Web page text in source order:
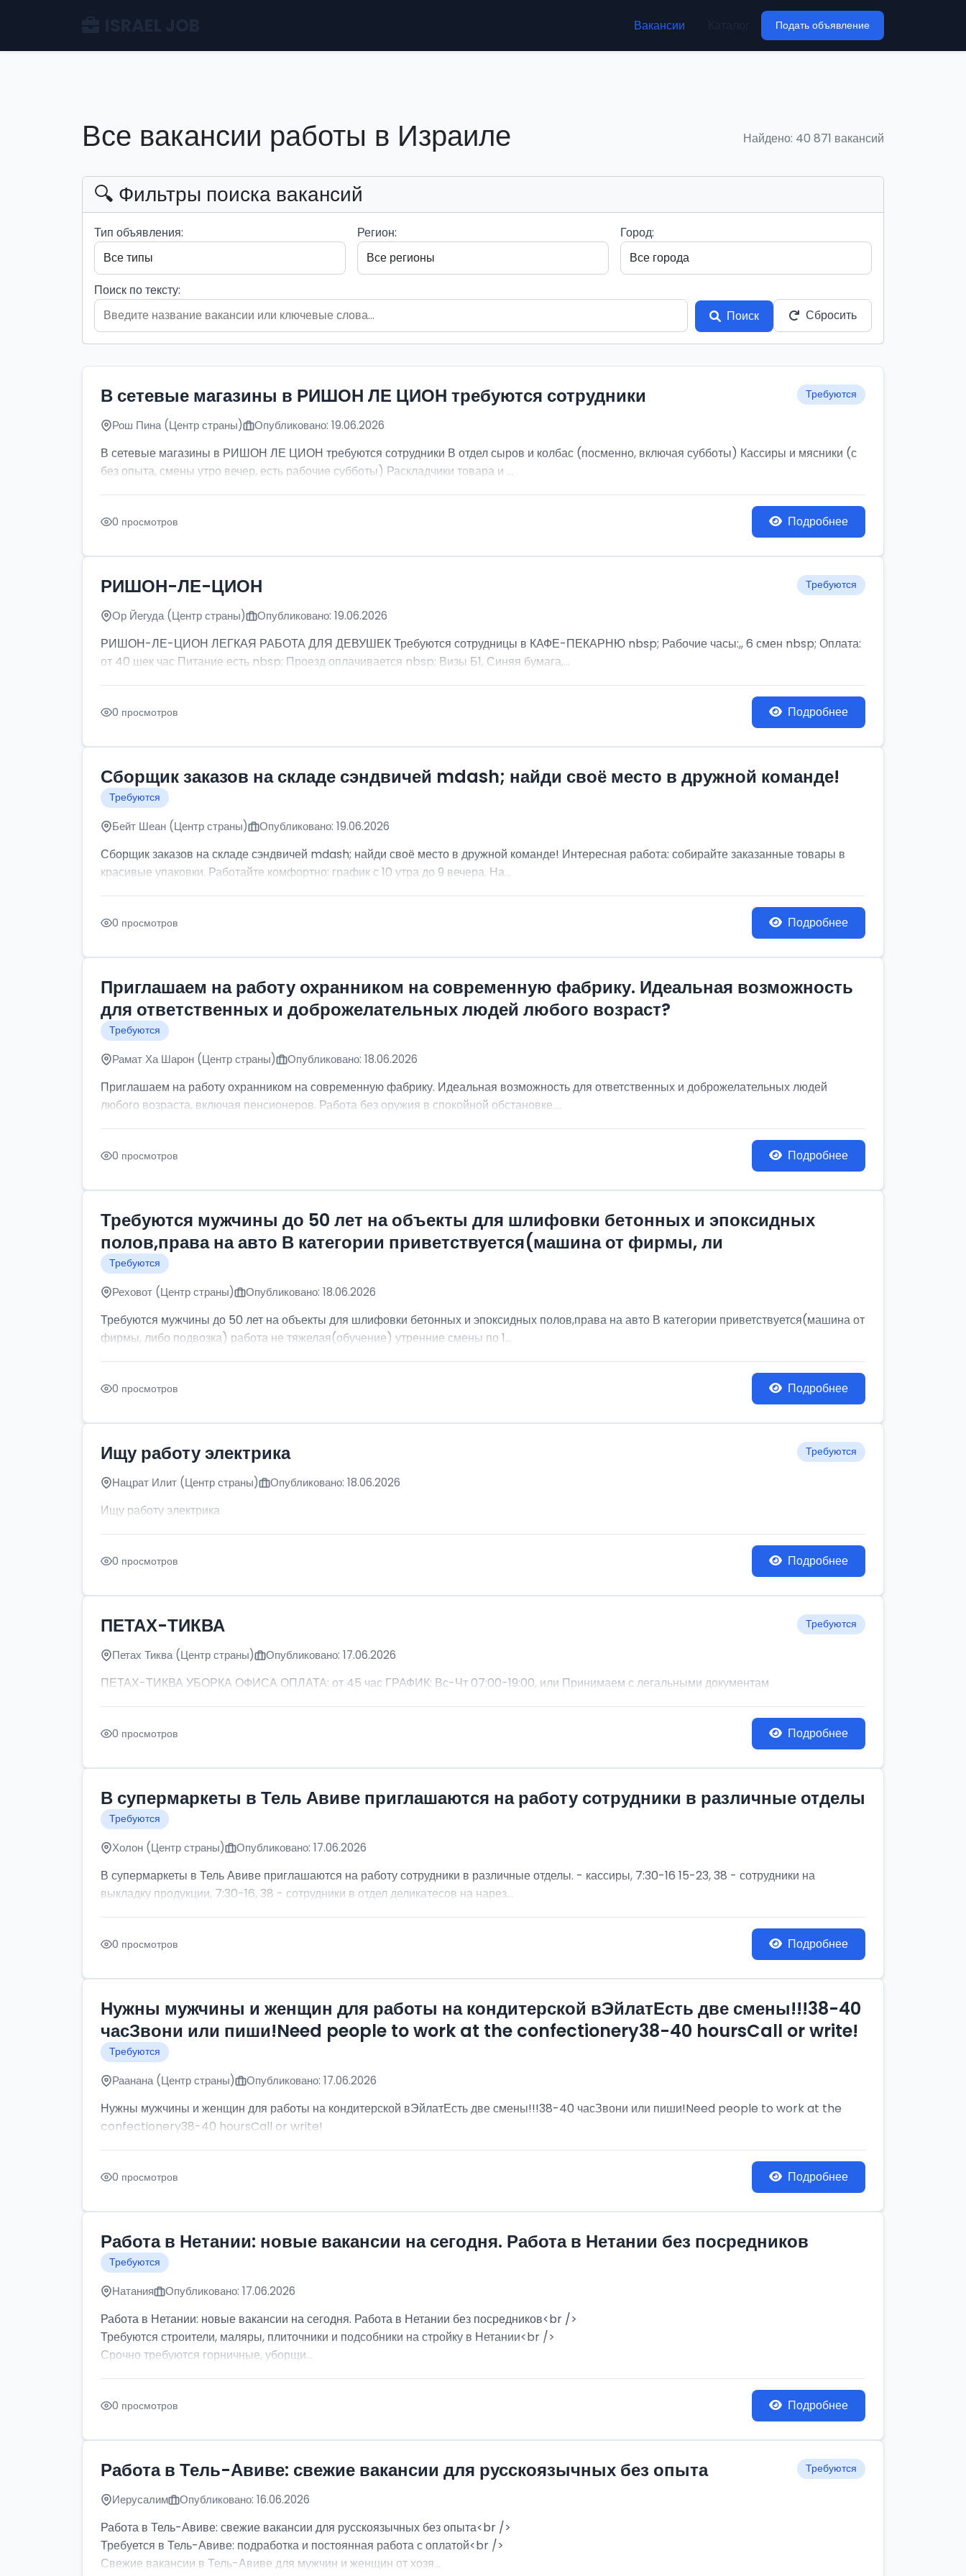
Вакансии Подать объявление
Все вакансии работы в Израиле Найдено: 40 871 вакансий
🔍 Фильтры поиска вакансий
Тип объявления: Регион: Город:
Поиск по тексту:
Поиск
Сбросить
В сетевые магазины в РИШОН ЛЕ ЦИОН требуются сотрудники Требуются
Рош Пина (Центр страны) Опубликовано: 19.06.2026
В сетевые магазины в РИШОН ЛЕ ЦИОН требуются сотрудники В отдел сыров и колбас (посменно, включая субботы) Кассиры и мясники (с
без опыта, смены утро вечер, есть рабочие субботы) Раскладчики товара и ...
0 просмотров Подробнее
РИШОН-ЛЕ-ЦИОН Требуются
Ор Йегуда (Центр страны) Опубликовано: 19.06.2026
РИШОН-ЛЕ-ЦИОН ЛЕГКАЯ РАБОТА ДЛЯ ДЕВУШЕК Требуются сотрудницы в КАФЕ-ПЕКАРНЮ nbsp; Рабочие часы:,, 6 смен nbsp; Оплата:
от 40 шек час Питание есть nbsp; Проезд оплачивается nbsp; Визы Б1, Синяя бумага,...
0 просмотров Подробнее
Сборщик заказов на складе сэндвичей mdash; найди своё место в дружной команде!
Требуются
Бейт Шеан (Центр страны) Опубликовано: 19.06.2026
Сборщик заказов на складе сэндвичей mdash; найди своё место в дружной команде! Интересная работа: собирайте заказанные товары в
красивые упаковки. Работайте комфортно: график с 10 утра до 9 вечера. На...
0 просмотров Подробнее
Приглашаем на работу охранником на современную фабрику. Идеальная возможность
для ответственных и доброжелательных людей любого возраст?
Требуются
Рамат Ха Шарон (Центр страны) Опубликовано: 18.06.2026
Приглашаем на работу охранником на современную фабрику. Идеальная возможность для ответственных и доброжелательных людей
любого возраста, включая пенсионеров. Работа без оружия в спокойной обстановке....
0 просмотров Подробнее
Требуются мужчины до 50 лет на объекты для шлифовки бетонных и эпоксидных
полов,права на авто В категории приветствуется(машина от фирмы, ли
Требуются
Реховот (Центр страны) Опубликовано: 18.06.2026
Требуются мужчины до 50 лет на объекты для шлифовки бетонных и эпоксидных полов,права на авто В категории приветствуется(машина от
фирмы, либо подвозка) работа не тяжелая(обучение) утренние смены по 1...
0 просмотров Подробнее
Ищу работу электрика Требуются
Нацрат Илит (Центр страны) Опубликовано: 18.06.2026
Ищу работу электрика
0 просмотров Подробнее
ПЕТАХ-ТИКВА Требуются
Петах Тиква (Центр страны) Опубликовано: 17.06.2026
ПЕТАХ-ТИКВА УБОРКА ОФИСА ОПЛАТА: от 45 час ГРАФИК: Вс-Чт 07:00-19:00, или Принимаем с легальными документам
0 просмотров Подробнее
В супермаркеты в Тель Авиве приглашаются на работу сотрудники в различные отделы
Требуются
Холон (Центр страны) Опубликовано: 17.06.2026
В супермаркеты в Тель Авиве приглашаются на работу сотрудники в различные отделы. - кассиры, 7:30-16 15-23, 38 - сотрудники на
выкладку продукции, 7:30-16, 38 - сотрудники в отдел деликатесов на нарез...
0 просмотров Подробнее
Нужны мужчины и женщин для работы на кондитерской вЭйлатЕсть две смены!!!38-40
часЗвони или пиши!Need people to work at the confectionery38-40 hoursCall or write!
Требуются
Раанана (Центр страны) Опубликовано: 17.06.2026
Нужны мужчины и женщин для работы на кондитерской вЭйлатЕсть две смены!!!38-40 часЗвони или пиши!Need people to work at the
confectionery38-40 hoursCall or write!
0 просмотров Подробнее
Работа в Нетании: новые вакансии на сегодня. Работа в Нетании без посредников
Требуются
Натания Опубликовано: 17.06.2026
Работа в Нетании: новые вакансии на сегодня. Работа в Нетании без посредников<br />
Требуются строители, маляры, плиточники и подсобники на стройку в Нетании<br />
Срочно требуются горничные, уборщи...
0 просмотров Подробнее
Работа в Тель-Авиве: свежие вакансии для русскоязычных без опыта Требуются
Иерусалим Опубликовано: 16.06.2026
Работа в Тель-Авиве: свежие вакансии для русскоязычных без опыта<br />
Требуется в Тель-Авиве: подработка и постоянная работа с оплатой<br />
Свежие вакансии в Тель-Авиве для мужчин и женщин от хозя...